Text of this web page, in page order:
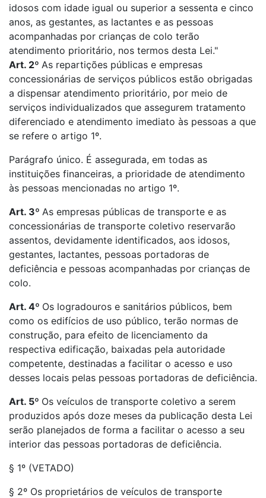
idosos com idade igual ou superior a sessenta e cinco
anos, as gestantes, as lactantes e as pessoas
acompanhadas por crianças de colo terão
atendimento prioritário, nos termos desta Lei."
Art. 2º As repartições públicas e empresas
concessionárias de serviços públicos estão obrigadas
a dispensar atendimento prioritário, por meio de
serviços individualizados que assegurem tratamento
diferenciado e atendimento imediato às pessoas a que
se refere o artigo 1º.
Parágrafo único. É assegurada, em todas as
instituições financeiras, a prioridade de atendimento
às pessoas mencionadas no artigo 1º.
Art. 3º As empresas públicas de transporte e as
concessionárias de transporte coletivo reservarão
assentos, devidamente identificados, aos idosos,
gestantes, lactantes, pessoas portadoras de
deficiência e pessoas acompanhadas por crianças de
colo.
Art. 4º Os logradouros e sanitários públicos, bem
como os edifícios de uso público, terão normas de
construção, para efeito de licenciamento da
respectiva edificação, baixadas pela autoridade
competente, destinadas a facilitar o acesso e uso
desses locais pelas pessoas portadoras de deficiência.
Art. 5º Os veículos de transporte coletivo a serem
produzidos após doze meses da publicação desta Lei
serão planejados de forma a facilitar o acesso a seu
interior das pessoas portadoras de deficiência.
§ 1º (VETADO)
§ 2º Os proprietários de veículos de transporte